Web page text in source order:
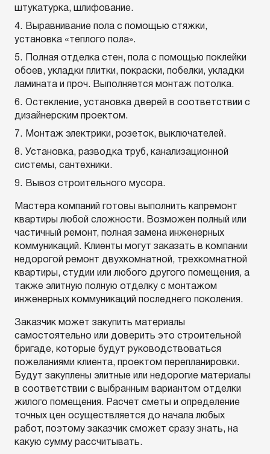
штукатурка, шлифование.
Выравнивание пола с помощью стяжки,
установка «теплого пола».
Полная отделка стен, пола с помощью поклейки
обоев, укладки плитки, покраски, побелки, укладки
ламината и проч. Выполняется монтаж потолка.
Остекление, установка дверей в соответствии с
дизайнерским проектом.
Монтаж электрики, розеток, выключателей.
Установка, разводка труб, канализационной
системы, сантехники.
Вывоз строительного мусора.
Мастера компаний готовы выполнить капремонт
квартиры любой сложности. Возможен полный или
частичный ремонт, полная замена инженерных
коммуникаций. Клиенты могут заказать в компании
недорогой ремонт двухкомнатной, трехкомнатной
квартиры, студии или любого другого помещения, а
также элитную полную отделку с монтажом
инженерных коммуникаций последнего поколения.
Заказчик может закупить материалы
самостоятельно или доверить это строительной
бригаде, которые будут руководствоваться
пожеланиями клиента, проектом перепланировки.
Будут закуплены элитные или недорогие материалы
в соответствии с выбранным вариантом отделки
жилого помещения. Расчет сметы и определение
точных цен осуществляется до начала любых
работ, поэтому заказчик сможет сразу знать, на
какую сумму рассчитывать.